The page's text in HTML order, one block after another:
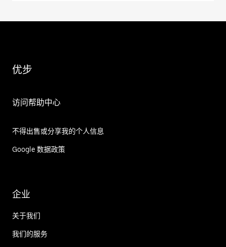
优步
访问帮助中心
不得出售或分享我的个人信息
Google 数据政策
企业
关于我们
我们的服务